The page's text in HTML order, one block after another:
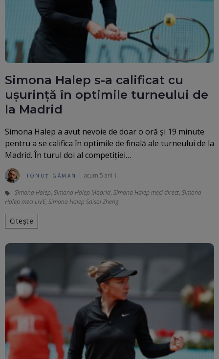
Simona Halep s-a calificat cu
ușurință în optimile turneului de
la Madrid
Simona Halep a avut nevoie de doar o oră și 19 minute
pentru a se califica în optimile de finală ale turneului de la
Madrid. În turul doi al competiției…
IONUȚ GĂMAN acum 5 ani
Simona Halep, Simona Halep Madrid, Simona Halep meci direct, Simona
Halep meci LIVE, Simona Halep Saisai Zheng
Citește